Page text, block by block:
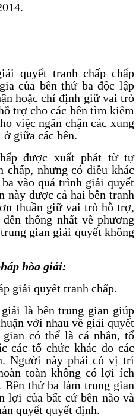
quyết tranh chấp chấp
của bên thứ ba độc lập
hoặc chỉ định giữ vai trò
trợ cho các bên tìm kiếm
việc ngăn chặn các xung
giữa các bên.
được xuất phát từ tự
chấp, nhưng có điều khác
vào quá trình giải quyết
này được cả hai bên tranh
thuần giữ vai trò hỗ trợ,
thống nhất về phương
gian giải quyết không
hòa giải:
giải quyết tranh chấp.
là bên trung gian giúp
với nhau về giải quyết
có thể là cá nhân, tổ
các tổ chức khác do các
Người này phải có vị trí
toàn không có lợi ích
Bên thứ ba làm trung gian
lợi của bất cứ bên nào và
quyết quyết định.